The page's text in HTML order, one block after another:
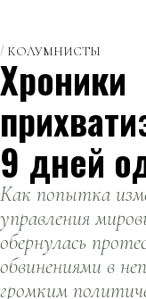
КОЛУМНИСТЫ
Хроники
9 дней
Как попытка
управления
обернулась
обвинениями в
громким